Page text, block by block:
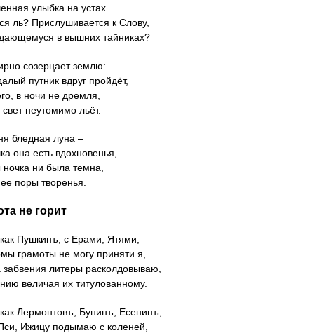
улыбка на устах...
ль? Прислушивается к Слову,
в вышних тайниках?
созерцает землю:
путник вдруг пройдёт,
в ночи не дремля,
неутомимо льёт.
бледная луна ‒
она есть вдохновенья,
ночка ни была темна,
поры творенья.
не горит
Пушкинъ, с Ерами, Ятями,
грамоты не могу приняти я,
забвения литеры расколдовываю,
величая их титулованному.
Лермонтовъ, Бунинъ, Есенинъ,
Ижицу подымаю с коленей,